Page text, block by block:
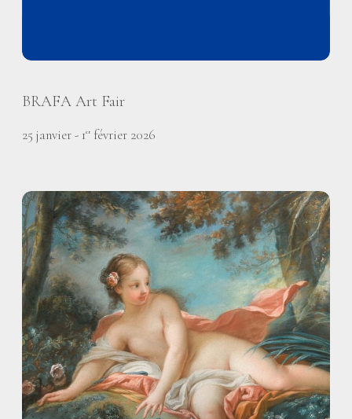
BRAFA Art Fair
25 janvier - 1er février 2026